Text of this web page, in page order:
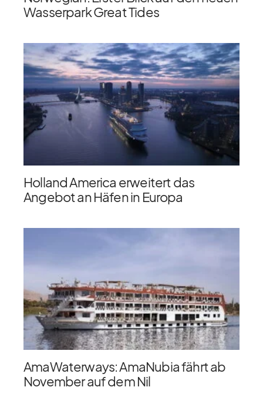
Wasserpark Great Tides
Holland America erweitert das
Angebot an Häfen in Europa
AmaWaterways: AmaNubia fährt ab
November auf dem Nil